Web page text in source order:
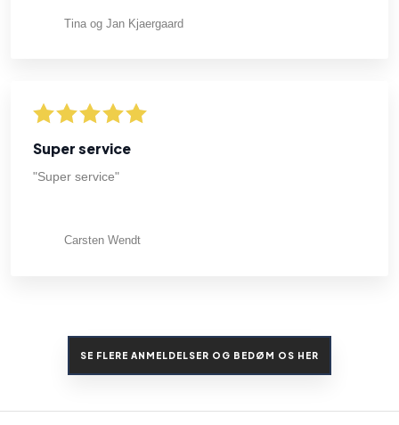
Tina og Jan Kjaergaard
Super service
"Super service"
Carsten Wendt
SE FLERE ANMELDELSER OG BEDØM OS HER​